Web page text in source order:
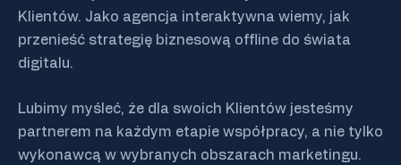
Klientów. Jako agencja interaktywna wiemy, jak
przenieść strategię biznesową offline do świata
digitalu.
Lubimy myśleć, że dla swoich Klientów jesteśmy
partnerem na każdym etapie współpracy, a nie tylko
wykonawcą w wybranych obszarach marketingu.